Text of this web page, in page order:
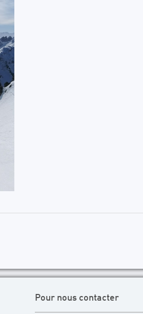
Pour nous contacter